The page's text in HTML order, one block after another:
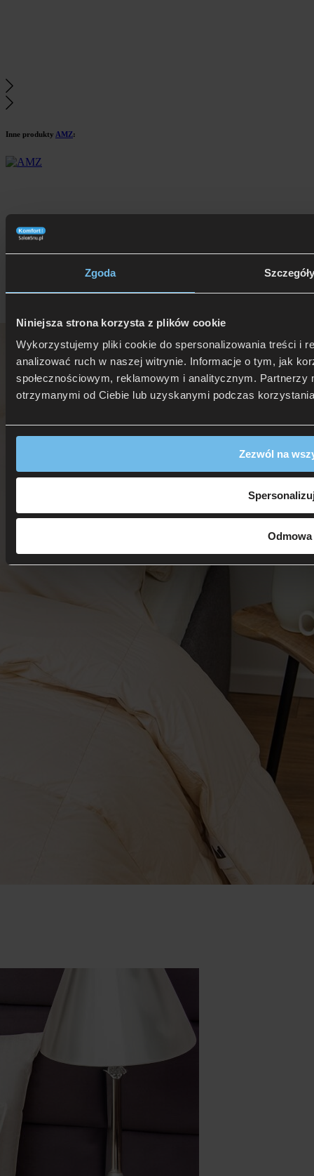
Zgoda
Niniejsza strona korzysta z plików cookie
Wykorzystujemy pliki cookie do spersonalizowania treści i
analizować ruch w naszej witrynie. Informacje o tym, jak
społecznościowym, reklamowym i analitycznym. Partnerzy
otrzymanymi od Ciebie lub uzyskanymi podczas
Zezwól na
Odmowa
Inne produkty AMZ: